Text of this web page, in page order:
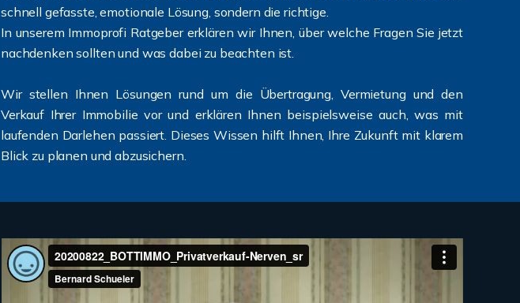
schnell gefasste, emotionale Lösung, sondern die richtige.
In unserem Immoprofi Ratgeber erklären wir Ihnen, über welche Fragen Sie jetzt
nachdenken sollten und was dabei zu beachten ist.
Wir stellen Ihnen Lösungen rund um die Übertragung, Vermietung und den
Verkauf Ihrer Immobilie vor und erklären Ihnen beispielsweise auch, was mit
laufenden Darlehen passiert. Dieses Wissen hilft Ihnen, Ihre Zukunft mit klarem
Blick zu planen und abzusichern.